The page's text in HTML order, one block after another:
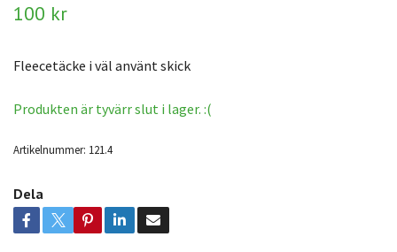
100 kr
Fleecetäcke i väl använt skick
Produkten är tyvärr slut i lager. :(
Artikelnummer: 121.4
Dela